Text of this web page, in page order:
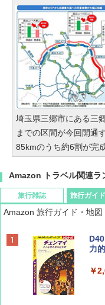
埼玉県三郷市にある三
までの区間が今回開通
85kmのうち約6割が完
Amazon トラベル関連ラ
旅行雑誌
デ
誌]
￥
旅行ガイ
Amazon 旅行ガイド・地
力
￥